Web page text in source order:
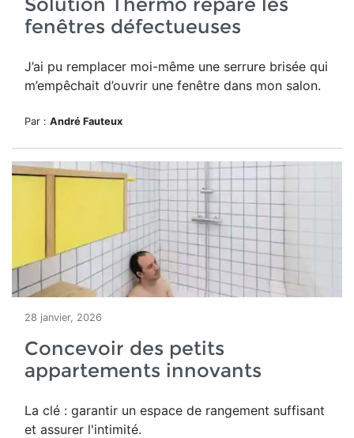
fenêtres défectueuses
J’ai pu remplacer moi-même une serrure brisée qui
m’empêchait d’ouvrir une fenêtre dans mon salon.
Par : André Fauteux
28 janvier, 2026
Concevoir des petits
appartements innovants
La clé : garantir un espace de rangement suffisant
et assurer l'intimité.